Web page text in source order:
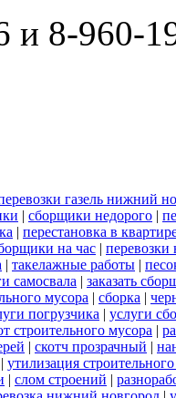
и 8-960-
газель нижний
| сборщики недорого |
| перестановка в
на час | перевозки
| такелажные работы |
самосвала | заказать
мусора | сборка |
погрузчика | услуги
строительного мусора |
| скотч прозрачный |
| утилизация
| слом строений |